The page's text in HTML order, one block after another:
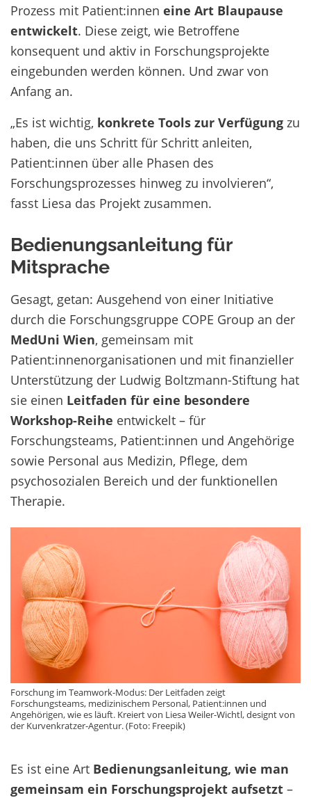
Prozess mit Patient:innen eine Art Blaupause
entwickelt. Diese zeigt, wie Betroffene
konsequent und aktiv in Forschungsprojekte
eingebunden werden können. Und zwar von
Anfang an.
„Es ist wichtig, konkrete Tools zur Verfügung zu
haben, die uns Schritt für Schritt anleiten,
Patient:innen über alle Phasen des
Forschungsprozesses hinweg zu involvieren“,
fasst Liesa das Projekt zusammen.
Bedienungsanleitung für
Mitsprache
Gesagt, getan: Ausgehend von einer Initiative
durch die Forschungsgruppe COPE Group an der
MedUni Wien, gemeinsam mit
Patient:innenorganisationen und mit finanzieller
Unterstützung der Ludwig Boltzmann-Stiftung hat
sie einen Leitfaden für eine besondere
Workshop-Reihe entwickelt – für
Forschungsteams, Patient:innen und Angehörige
sowie Personal aus Medizin, Pflege, dem
psychosozialen Bereich und der funktionellen
Therapie.
Forschung im Teamwork-Modus: Der Leitfaden zeigt
Forschungsteams, medizinischem Personal, Patient:innen und
Angehörigen, wie es läuft. Kreiert von Liesa Weiler-Wichtl, designt von
der Kurvenkratzer-Agentur. (Foto: Freepik)
Es ist eine Art Bedienungsanleitung, wie man
gemeinsam ein Forschungsprojekt aufsetzt –